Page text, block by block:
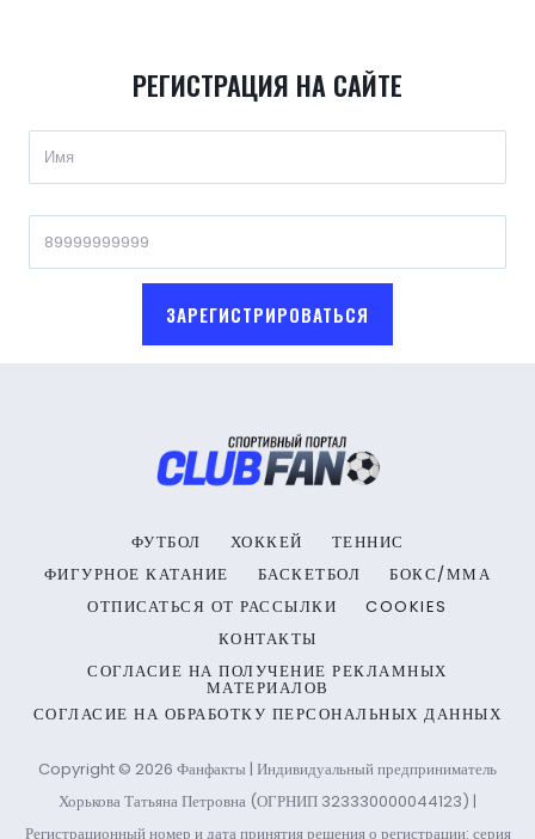
РЕГИСТРАЦИЯ НА САЙТЕ
ЗАРЕГИСТРИРОВАТЬСЯ
ФУТБОЛ ХОККЕЙ
ТЕННИС
ФИГУРНОЕ КАТАНИЕ
БАСКЕТБОЛ
БОКС/ММА
ОТПИСАТЬСЯ ОТ РАССЫЛКИ
COOKIES
КОНТАКТЫ
СОГЛАСИЕ НА ПОЛУЧЕНИЕ РЕКЛАМНЫХ
МАТЕРИАЛОВ
СОГЛАСИЕ НА ОБРАБОТКУ ПЕРСОНАЛЬНЫХ ДАННЫХ
Copyright © 2026 Фанфакты | Индивидуальный предприниматель
Хорькова Татьяна Петровна (ОГРНИП 323330000044123) |
Регистрационный номер и дата принятия решения о регистрации: серия